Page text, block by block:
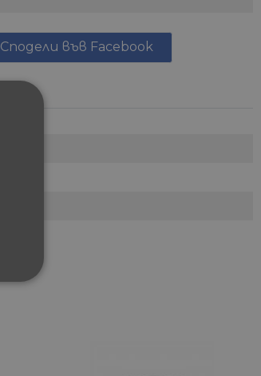
Сподели във Facebook